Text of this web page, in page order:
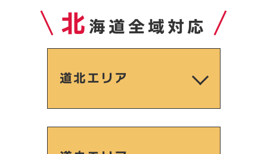
北 海道全域対応
道北エリア